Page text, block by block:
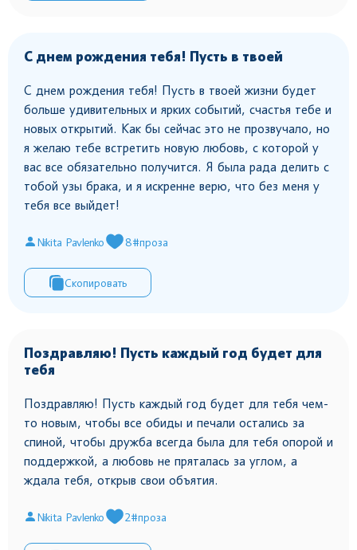
С днем рождения тебя! Пусть в твоей
С днем рождения тебя! Пусть в твоей жизни будет
больше удивительных и ярких событий, счастья тебе и
новых открытий. Как бы сейчас это не прозвучало, но
я желаю тебе встретить новую любовь, с которой у
вас все обязательно получится. Я была рада делить с
тобой узы брака, и я искренне верю, что без меня у
тебя все выйдет!
Nikita Pavlenko 8#проза
Скопировать
Поздравляю! Пусть каждый год будет для
тебя
Поздравляю! Пусть каждый год будет для тебя чем-
то новым, чтобы все обиды и печали остались за
спиной, чтобы дружба всегда была для тебя опорой и
поддержкой, а любовь не пряталась за углом, а
ждала тебя, открыв свои объятия.
Nikita Pavlenko 2#проза